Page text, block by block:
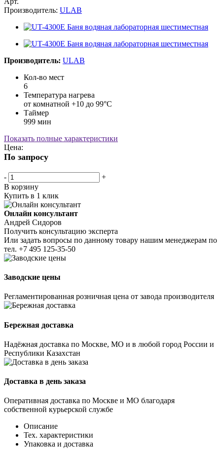
Производитель: ULAB
Производитель: ULAB
Кол-во мест
6
Температура нагрева
от комнатной +10 до 99°С
Таймер
999 мин
Показать полные характеристики
Цена:
По запросу
-
+
В корзину
Купить в 1 клик
Онлайн консультант
Андрей Сидоров
Получить консультацию эксперта
Или задать вопросы по данному товару нашим менеджерам по
тел. +7 495 125-35-50
Заводские цены
Регламентированная розничная цена от завода производителя
Бережная доставка
Надёжная доставка по Москве, МО и в любой город России и
Республики Казахстан
Доставка в день заказа
Оперативная доставка по Москве и МО благодаря
собственной курьерской службе
Описание
Тех. характеристики
Упаковка и доставка